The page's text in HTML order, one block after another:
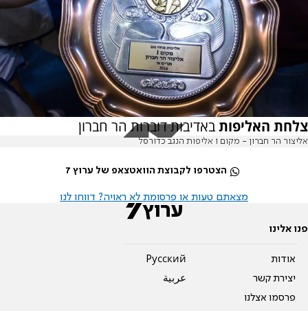
צלחת האליפותבאדיבות דוברות הר חברון
אליצור הר חברון - מקום 1 אליפות הנגב כדורסל
הצטרפו לקבוצת הוואטצאפ של ערוץ 7
מצאתם טעות או פרסומת לא ראויה? דווחו לנו
פנו אלינו
אודות
יצירת קשר
פרסמו אצלנו
Pусский
عربية